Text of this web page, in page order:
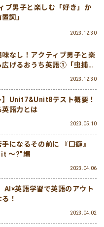
ブ男子と楽しむ「好き」か
詞」
2023.12.30
なし！アクティブ男子と楽
広げるおうち英語①「虫捕
2023.12.30
】Unit7&Unit8テスト概要！
語力とは
2023.05.10
手になるその前に 『口癖』
it ～?”編
2023.04.06
AI×英語学習で英語のアウト
！
2023.04.02